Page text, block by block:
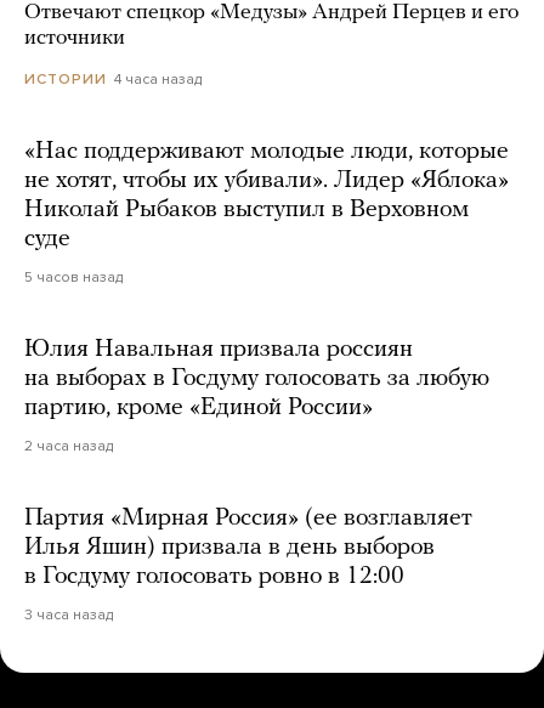
Отвечают спецкор «Медузы» Андрей Перцев и его
источники
ИСТОРИИ 4 часа назад
«Нас поддерживают молодые люди, которые
не хотят, чтобы их убивали». Лидер «Яблока»
Николай Рыбаков выступил в Верховном
суде
5 часов назад
Юлия Навальная призвала россиян
на выборах в Госдуму голосовать за любую
партию, кроме «Единой России»
2 часа назад
Партия «Мирная Россия» (ее возглавляет
Илья Яшин) призвала в день выборов
в Госдуму голосовать ровно в 12:00
3 часа назад